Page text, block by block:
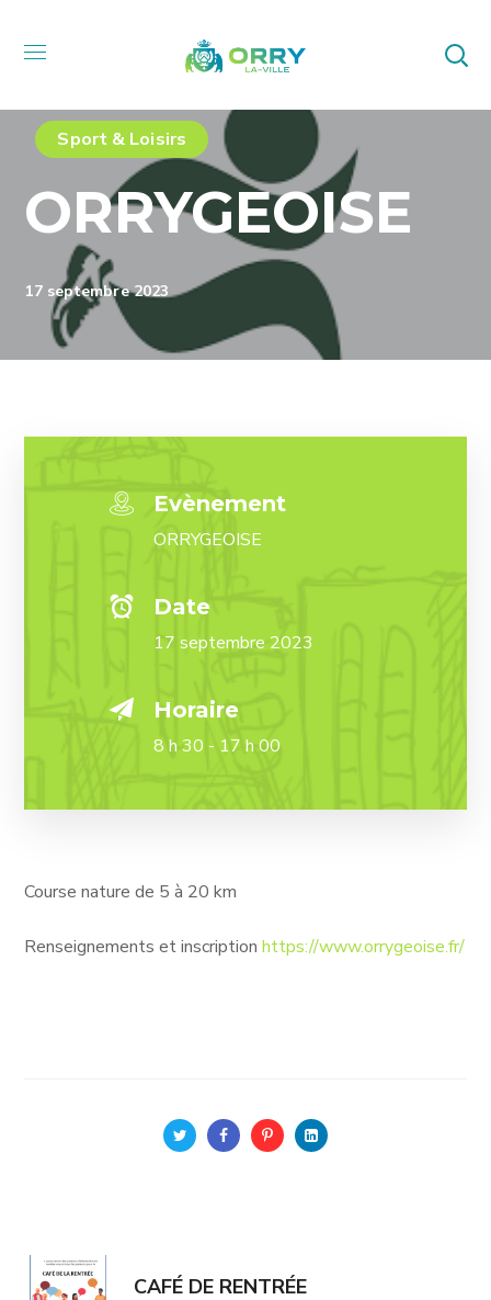
Sport & Loisirs
ORRYGEOISE
17 septembre 2023
Evènement
ORRYGEOISE
Date
17 septembre 2023
Horaire
8 h 30 - 17 h 00
Course nature de 5 à 20 km
Renseignements et inscriptionhttps://www.orrygeoise.fr/
CAFÉ DE RENTRÉE